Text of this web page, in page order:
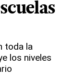
toda la
los niveles